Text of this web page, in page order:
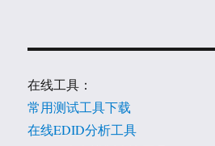
在线工具：
常用测试工具下载
在线EDID分析工具